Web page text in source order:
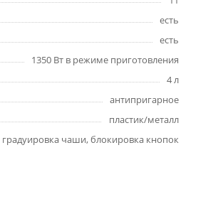
есть
есть
1350 Вт в режиме приготовления
4 л
антипригарное
пластик/металл
чаши, блокировка кнопок